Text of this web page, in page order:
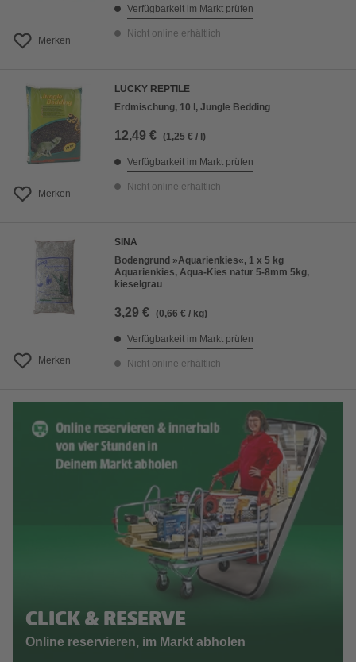
Merken
Verfügbarkeit im Markt prüfen
Nicht online erhältlich
Merken
LUCKY REPTILE
Erdmischung, 10 l, Jungle Bedding
12,49 € (1,25 € / l)
Verfügbarkeit im Markt prüfen
Nicht online erhältlich
Merken
SINA
Bodengrund »Aquarienkies«, 1 x 5 kg
Aquarienkies, Aqua-Kies natur 5-8mm 5kg,
kieselgrau
3,29 € (0,66 € / kg)
Verfügbarkeit im Markt prüfen
Nicht online erhältlich
CLICK & RESERVE
Online reservieren, im Markt abholen